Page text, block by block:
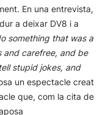
En una entrevista,
a deixar DV8 i a
something that was a
and carefree, and be
stupid jokes, and
un espectacle creat
que, com la cita de